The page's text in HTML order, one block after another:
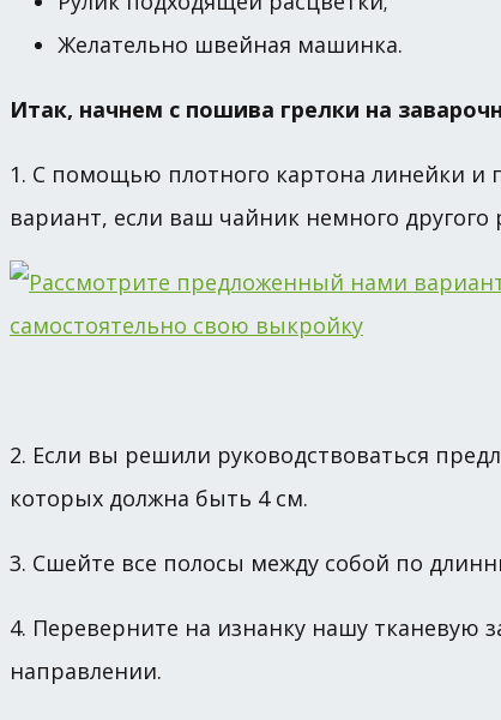
Желательно швейная машинка.
Итак, начнем с пошива грелки на
1. С помощью плотного картона линейки и
вариант, если ваш чайник немного
2. Если вы решили руководствоваться
которых должна быть 4 см.
3. Сшейте все полосы между собой по
4. Переверните на изнанку нашу тканевую
направлении.